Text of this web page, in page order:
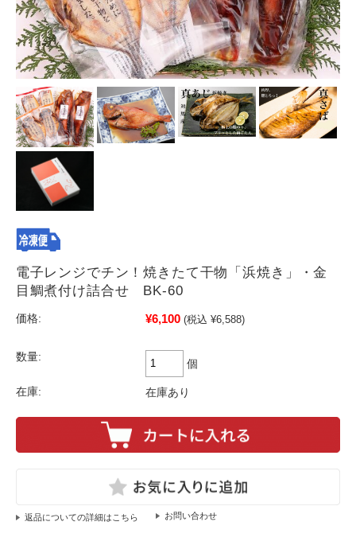
電子レンジでチン！焼きたて干物「浜焼き」・金
目鯛煮付け詰合せ BK-60
価格: ¥6,100 (税込 ¥6,588)
数量:
個
在庫: 在庫あり
返品についての詳細はこちら